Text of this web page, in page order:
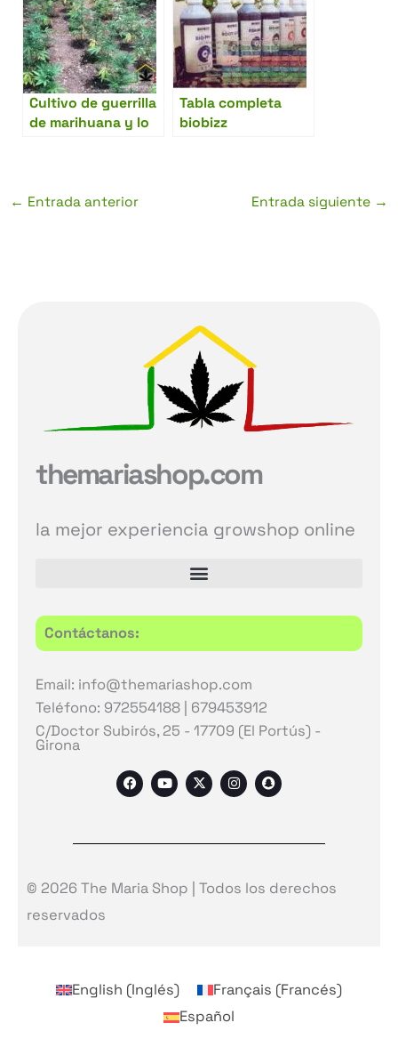
Cultivo de guerrilla
de marihuana y lo
Tabla completa
biobizz
← Entrada anterior Entrada siguiente →
themariashop.com
la mejor experiencia growshop online
Contáctanos:
Email: info@themariashop.com
Teléfono: 972554188 | 679453912
C/Doctor Subirós, 25 - 17709 (El Portús) -
Girona
F
a
c
o
Y
o
u
b
X
-
t
t
r
I
n
s
g
m
S
n
a
h
© 2026 The Maria Shop | Todos los derechos
reservados
English (Inglés) Français (Francés)
Español